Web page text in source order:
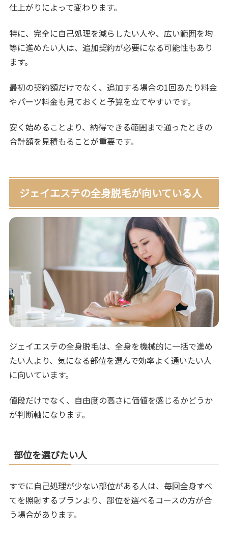
仕上がりによって変わります。
特に、完全に自己処理を減らしたい人や、広い範囲を均
等に進めたい人は、追加契約が必要になる可能性もあり
ます。
最初の契約額だけでなく、追加する場合の1回あたり料金
やパーツ料金も見ておくと予算を立てやすいです。
安く始めることより、納得できる範囲まで通ったときの
合計額を見積もることが重要です。
ジェイエステの全身脱毛が向いている人
ジェイエステの全身脱毛は、全身を機械的に一括で進め
たい人より、気になる部位を選んで効率よく通いたい人
に向いています。
値段だけでなく、自由度の高さに価値を感じるかどうか
が判断軸になります。
部位を選びたい人
すでに自己処理が少ない部位がある人は、毎回全身すべ
てを照射するプランより、部位を選べるコースの方が合
う場合があります。